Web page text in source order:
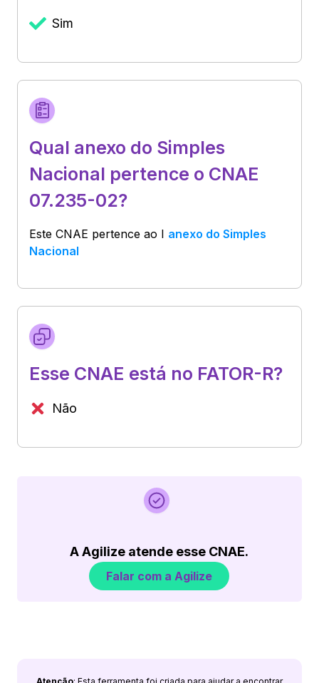
Sim
Qual anexo do Simples
Nacional pertence o CNAE
07.235-02?
Este CNAE pertence ao I anexo do Simples
Nacional
Esse CNAE está no FATOR-R?
Não
A Agilize atende esse CNAE.
Falar com a Agilize